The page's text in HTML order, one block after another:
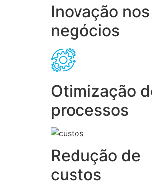
Inovação nos
negócios
Otimização
processos
Redução de
custos